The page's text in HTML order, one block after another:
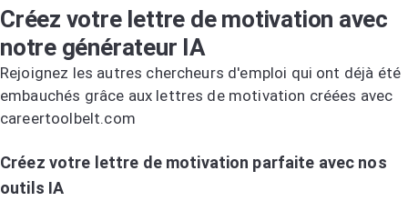
Créez votre lettre de motivation avec
notre générateur IA
Rejoignez les autres chercheurs d'emploi qui ont déjà été
embauchés grâce aux lettres de motivation créées avec
careertoolbelt.com
Créez votre lettre de motivation parfaite avec nos
outils IA